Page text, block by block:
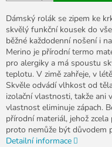
Dámský rolák se zipem ke
skvělý funkční kousek do
běžné každodenní nošení i
Merino je přírodní termo
pro alergiky a má spoustu
teplotu. V zimě zahřeje, v
Skvěle odvádí vlhkost od
izolační vlastnosti, takže ani
vlastnost eliminuje zápach.
přírodní materiál, jehož
proto nemůže být důvodem
Detailní informace